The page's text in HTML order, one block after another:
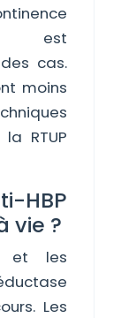
est
cas.
moins
RTUP
HBP
vie ?
et les
Les